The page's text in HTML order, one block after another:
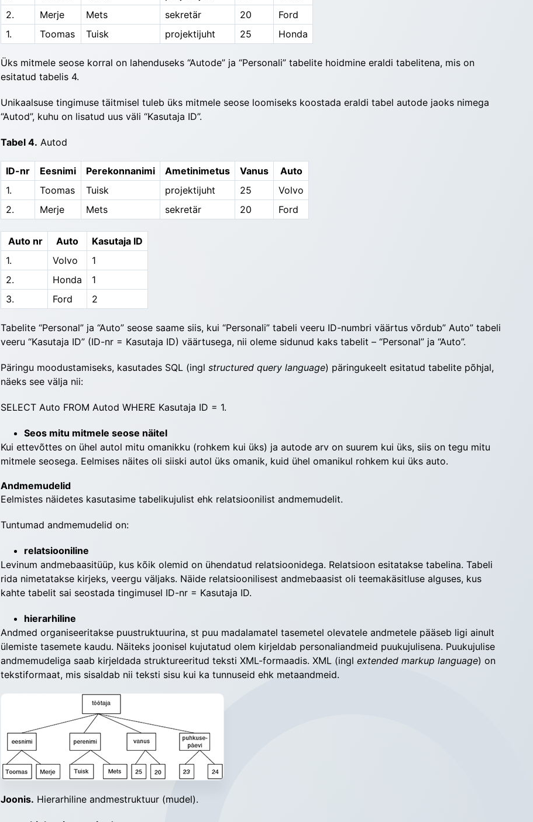
2.
Merje Mets sekretär 20
Ford
1.
Toomas Tuisk projektijuht 25 Honda
Üks mitmele seose korral on lahenduseks “Autode” ja “Personali” tabelite hoidmine eraldi tabelitena, mis on
esitatud tabelis 4.
Unikaalsuse tingimuse täitmisel tuleb üks mitmele seose loomiseks koostada eraldi tabel autode jaoks nimega
“Autod”, kuhu on lisatud uus väli “Kasutaja ID”.
Tabel 4. Autod
ID-nr Eesnimi Perekonnanimi Ametinimetus Vanus
Auto
1.
Toomas Tuisk projektijuht 25
Volvo
2.
Merje Mets sekretär 20 Ford
Auto nr Auto
Kasutaja ID
1.
Volvo
1
2.
Honda
1
3.
Ford 2
Tabelite “Personal” ja “Auto” seose saame siis, kui “Personali” tabeli veeru ID-numbri väärtus võrdub” Auto” tabeli
veeru “Kasutaja ID” (ID-nr = Kasutaja ID) väärtusega, nii oleme sidunud kaks tabelit – “Perso­nal” ja “Auto”.
Päringu moodustamiseks, kasutades SQL (ingl struc­tu­red query language) päringukeelt esi­ta­tud tabelite põhjal,
näeks see välja nii:
SELECT Auto FROM Autod WHERE Kasutaja ID = 1.
Seos mitu mitmele seose näitel
Kui ettevõttes on ühel autol mitu omanikku (rohkem kui üks) ja autode arv on suurem kui üks, siis on tegu mitu
mitmele seosega. Eelmises näites oli siiski autol üks omanik, kuid ühel omanikul rohkem kui üks auto.
Andmemudelid
Eelmistes näidetes kasutasime tabelikujulist ehk relat­sioo­nilist andmemudelit.
Tuntumad andme­mude­lid on:
relatsiooniline
Levinum andmebaasitüüp, kus kõik olemid on ühen­datud re­lat­sioonidega. Relatsioon esitatakse tabe­lina. Tabe­li
rida nimetatakse kirjeks, veergu väljaks. Näide re­­latsioonilisest andmebaasist oli teemakäsitluse algu­ses, kus
kahte tabelit sai seostada tingimusel ID-nr = Kasutaja ID.
hierarhiline
Andmed organiseeritakse puustruktuurina, st puu ma­da­­­­lamatel tasemetel olevatele andmetele pääseb ligi ainult
ülemiste tasemete kaudu. Näiteks joonisel ku­ju­tatud olem kirjeldab perso­naliandmeid puukujulisena. Puukujulise
andme­mudeliga saab kirjeldada struktureeritud teksti XML-form­aadis. XML (ingl extended markup language) on
teksti­formaat, mis sisaldab nii teksti sisu kui ka tun­nu­seid ehk metaandmeid.
Joonis. Hierarhiline andmestruktuur (mudel).